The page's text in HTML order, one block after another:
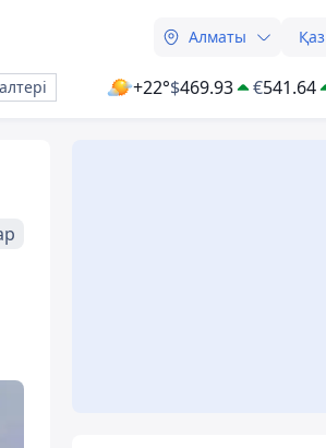
Алматы Қаз
+22°$469.93 €541.64